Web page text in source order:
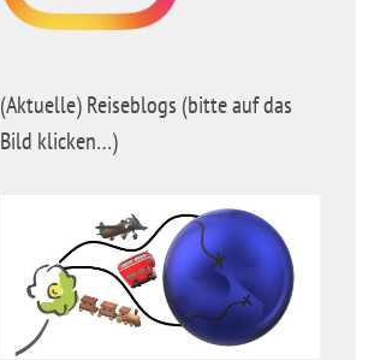
(Aktuelle) Reiseblogs (bitte auf das
Bild klicken…)